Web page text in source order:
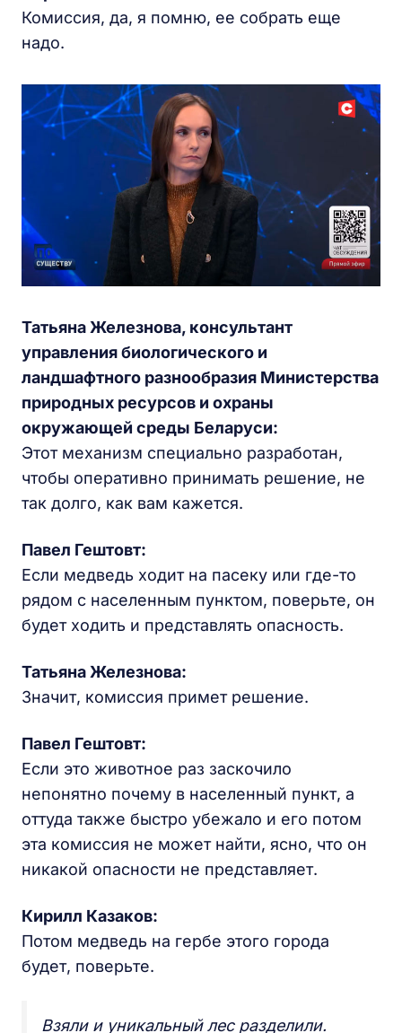
Комиссия, да, я помню, ее собрать еще
надо.
Татьяна Железнова, консультант
управления биологического и
ландшафтного разнообразия Министерства
природных ресурсов и охраны
окружающей среды Беларуси:
Этот механизм специально разработан,
чтобы оперативно принимать решение, не
так долго, как вам кажется.
Павел Гештовт:
Если медведь ходит на пасеку или где-то
рядом с населенным пунктом, поверьте, он
будет ходить и представлять опасность.
Татьяна Железнова:
Значит, комиссия примет решение.
Павел Гештовт:
Если это животное раз заскочило
непонятно почему в населенный пункт, а
оттуда также быстро убежало и его потом
эта комиссия не может найти, ясно, что он
никакой опасности не представляет.
Кирилл Казаков:
Потом медведь на гербе этого города
будет, поверьте.
Взяли и уникальный лес разделили.